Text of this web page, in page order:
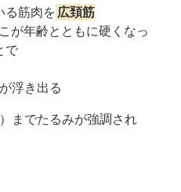
る筋肉を 広頚筋
が年齢とともに硬くなっ
で
浮き出る
までたるみが強調され